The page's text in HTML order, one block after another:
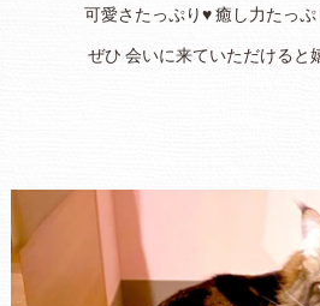
可愛さたっぷり♥ 癒し力たっ
ぜひ 会いに来ていただけると